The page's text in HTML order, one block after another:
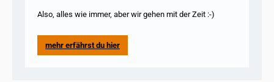
Also, alles wie immer, aber wir gehen mit der Zeit :-)
mehr erfährst du hier